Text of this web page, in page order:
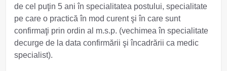
de cel puţin 5 ani în specialitatea postului, specialitate
pe care o practică în mod curent şi în care sunt
confirmaţi prin ordin al m.s.p. (vechimea în specialitate
decurge de la data confirmării şi încadrării ca medic
specialist).